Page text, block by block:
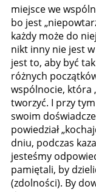
miejsce we
bo jest
każdy może do
nikt inny nie jest
jest to, aby być
różnych
wspólnocie, która
tworzyć. I przy
swoim
powiedział
dniu, podczas
jesteśmy
pamiętali, by
(zdolności). By